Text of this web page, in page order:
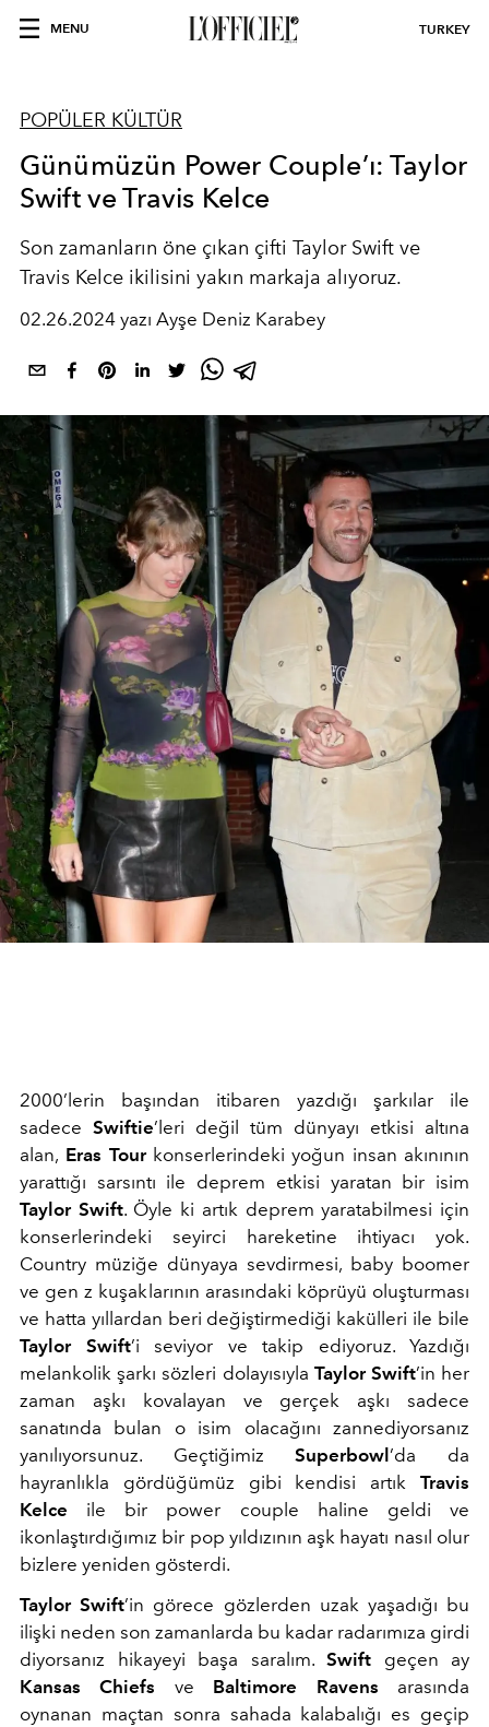
MENU TURKEY
POPÜLER KÜLTÜR
Günümüzün Power Couple’ı: Taylor
Swift ve Travis Kelce
Son zamanların öne çıkan çifti Taylor Swift ve
Travis Kelce ikilisini yakın markaja alıyoruz.
02.26.2024 yazı Ayşe Deniz Karabey
2000’lerin başından itibaren yazdığı şarkılar ile
sadece Swiftie’leri değil tüm dünyayı etkisi altına
alan, Eras Tour konserlerindeki yoğun insan akınının
yarattığı sarsıntı ile deprem etkisi yaratan bir isim
Taylor Swift. Öyle ki artık deprem yaratabilmesi için
konserlerindeki seyirci hareketine ihtiyacı yok.
Country müziğe dünyaya sevdirmesi, baby boomer
ve gen z kuşaklarının arasındaki köprüyü oluşturması
ve hatta yıllardan beri değiştirmediği kakülleri ile bile
Taylor Swift’i seviyor ve takip ediyoruz. Yazdığı
melankolik şarkı sözleri dolayısıyla Taylor Swift’in her
zaman aşkı kovalayan ve gerçek aşkı sadece
sanatında bulan o isim olacağını zannediyorsanız
yanılıyorsunuz. GeçtiğimizSuperbowl’da da
hayranlıkla gördüğümüz gibi kendisi artık Travis
Kelce ile bir power couple haline geldi ve
ikonlaştırdığımız bir pop yıldızının aşk hayatı nasıl olur
bizlere yeniden gösterdi.
Taylor Swift’in görece gözlerden uzak yaşadığı bu
ilişki neden son zamanlarda bu kadar radarımıza girdi
diyorsanız hikayeyi başa saralım. Swift geçen ay
Kansas Chiefs ve Baltimore Ravens arasında
oynanan maçtan sonra sahada kalabalığı es geçip